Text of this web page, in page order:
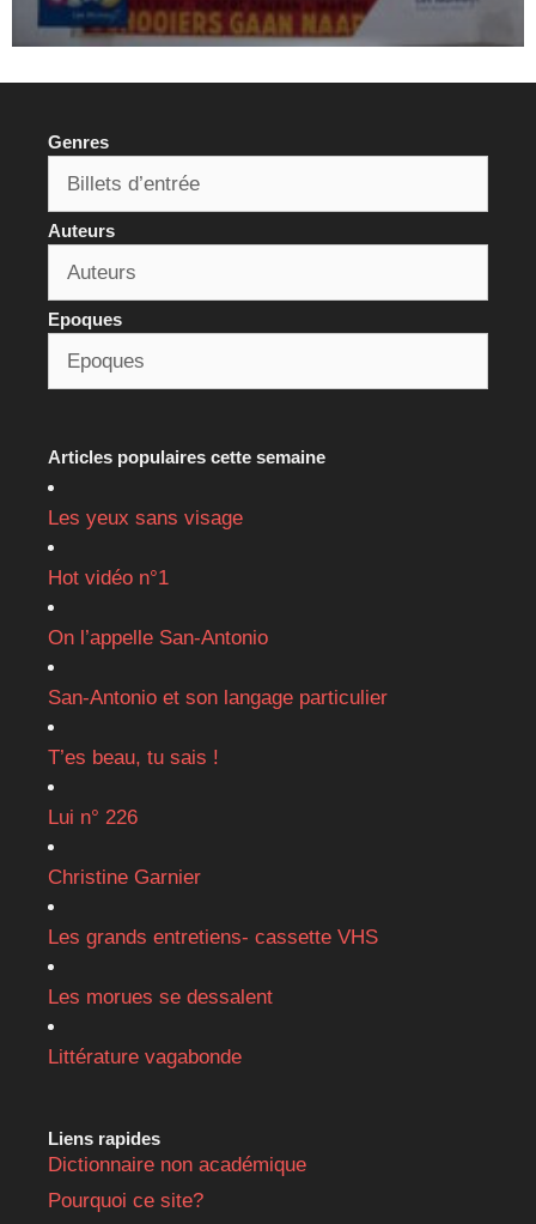
Genres
Auteurs
Epoques
Articles populaires cette semaine
Les yeux sans visage
Hot vidéo n°1
On l’appelle San-Antonio
San-Antonio et son langage particulier
T’es beau, tu sais !
Lui n° 226
Christine Garnier
Les grands entretiens- cassette VHS
Les morues se dessalent
Littérature vagabonde
Liens rapides
Dictionnaire non académique
Pourquoi ce site?